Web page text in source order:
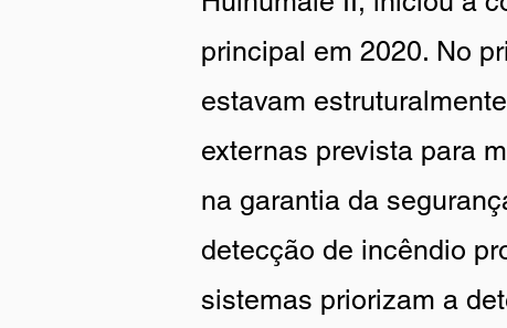
principal em 2020. No
estavam
externas prevista para
na garantia da
detecção de incêndio
sistemas priorizam a